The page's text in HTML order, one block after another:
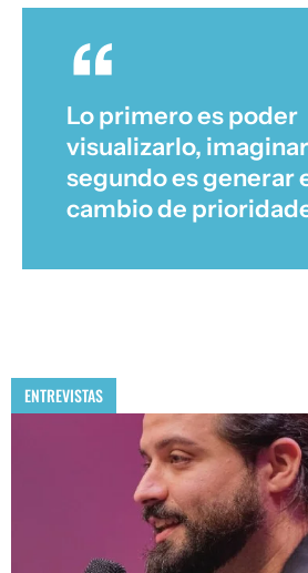
Lo primero es poder
visualizarlo,
segundo es generar
cambio de
ENTREVISTAS